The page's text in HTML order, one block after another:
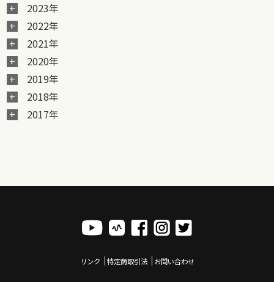
2023年
2022年
2021年
2020年
2019年
2018年
2017年
リンク 特定商取引法 お問い合わせ